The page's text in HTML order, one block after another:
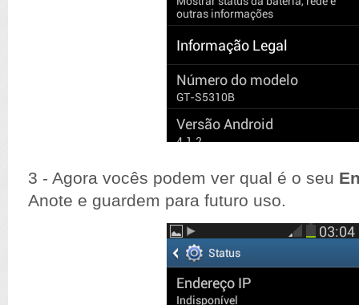
3 - Agora vocês podem ver qual é o seu
Anote e guardem para futuro uso.